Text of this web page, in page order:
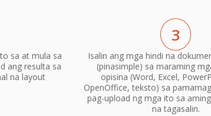
sa at mula sa
ang resulta sa
na layout
3
Isalin ang mga hindi na
(pinasimple) sa maraming
opisina (Word, Excel,
OpenOffice, teksto) sa
pag-upload ng mga ito sa
na tagasalin.